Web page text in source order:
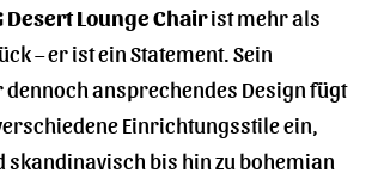
Desert Lounge Chairist mehr als
– er ist ein Statement. Sein
ansprechendes Design fügt
Einrichtungsstile ein,
skandinavisch bis hin zu bohemian